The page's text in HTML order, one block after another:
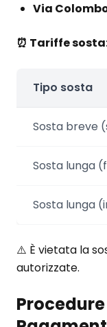
Via
⏰ Tariffe
Tipo sosta
Sosta breve
Sosta lunga
Sosta lunga
⚠️ È vietata la
autorizzate.